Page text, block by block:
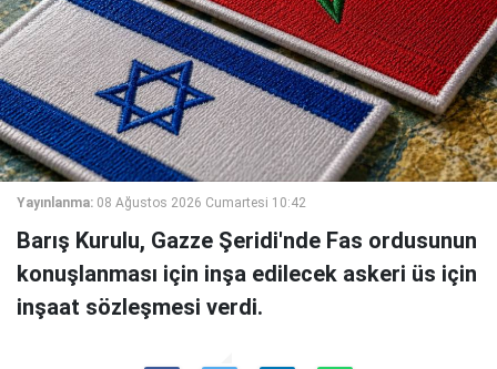
Yayınlanma: 08 Ağustos 2026 Cumartesi 10:42
Barış Kurulu, Gazze Şeridi'nde Fas ordusunun
konuşlanması için inşa edilecek askeri üs için
inşaat sözleşmesi verdi.